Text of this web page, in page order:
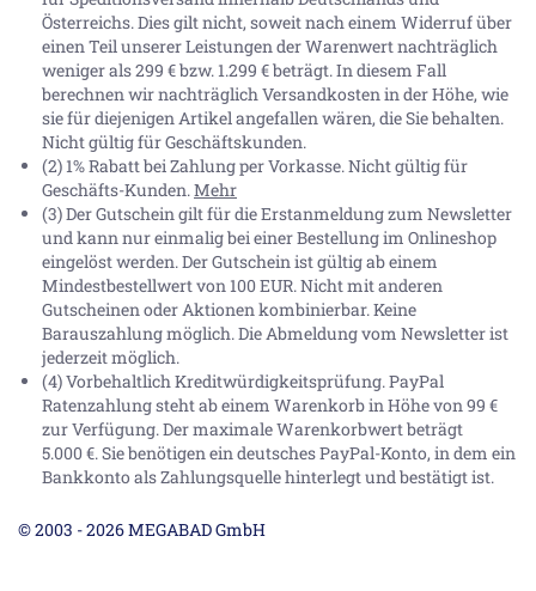
Österreichs. Dies gilt nicht, soweit nach einem Widerruf über
einen Teil unserer Leistungen der Warenwert nachträglich
weniger als 299 € bzw. 1.299 € beträgt. In diesem Fall
berechnen wir nachträglich Versandkosten in der Höhe, wie
sie für diejenigen Artikel angefallen wären, die Sie behalten.
Nicht gültig für Geschäftskunden.
(2) 1% Rabatt bei Zahlung per Vorkasse. Nicht gültig für
Geschäfts-Kunden.Mehr
(3) Der Gutschein gilt für die Erstanmeldung zum Newsletter
und kann nur einmalig bei einer Bestellung im Onlineshop
eingelöst werden. Der Gutschein ist gültig ab einem
Mindestbestellwert von 100 EUR. Nicht mit anderen
Gutscheinen oder Aktionen kombinierbar. Keine
Barauszahlung möglich. Die Abmeldung vom Newsletter ist
jederzeit möglich.
(4) Vorbehaltlich Kreditwürdigkeitsprüfung. PayPal
Ratenzahlung steht ab einem Warenkorb in Höhe von99 €
zur Verfügung. Der maximale Warenkorbwert beträgt
5.000 €. Sie benötigen ein deutsches PayPal-Konto, in dem ein
Bankkonto als Zahlungsquelle hinterlegt und bestätigt ist.
© 2003 - 2026 MEGABAD GmbH